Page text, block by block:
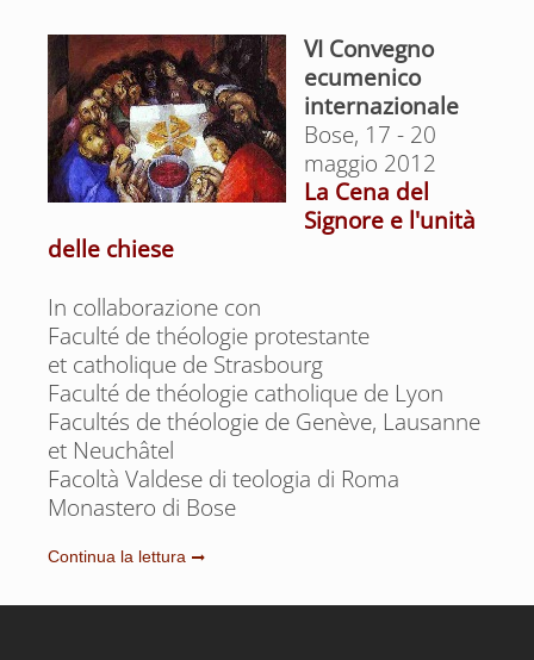
VI Convegno
ecumenico
internazionale
Bose, 17 - 20
maggio 2012
La Cena del
Signore e l'unità
delle chiese
In collaborazione con
Faculté de théologie protestante
et catholique de Strasbourg
Faculté de théologie catholique de Lyon
Facultés de théologie de Genève, Lausanne
et Neuchâtel
Facoltà Valdese di teologia di Roma
Monastero di Bose
Continua la lettura